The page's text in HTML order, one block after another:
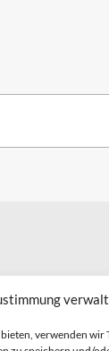
verwenden wir